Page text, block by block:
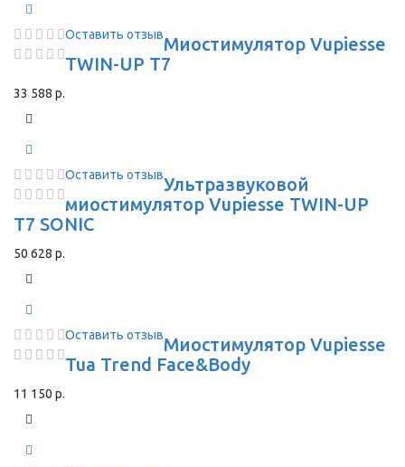
Оставить отзывМиостимулятор Vupiesse
TWIN-UP T7
33 588 р.
Оставить отзывУльтразвуковой
миостимулятор Vupiesse TWIN-UP
T7 SONIC
50 628 р.
Оставить отзывМиостимулятор Vupiesse
Tua Trend Face&Body
11 150 р.